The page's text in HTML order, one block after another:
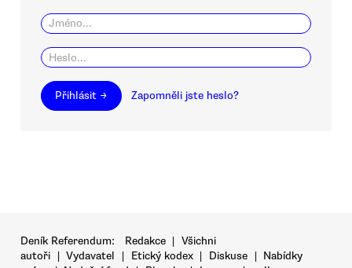
Přihlásit → Zapomněli jste heslo?
Deník Referendum: Redakce | Všichni
autoři | Vydavatel | Etický kodex | Diskuse | Nabídky